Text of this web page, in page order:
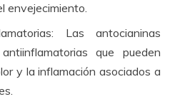
envejecimiento.
Las antocianinas
que pueden
y la inflamación asociados a